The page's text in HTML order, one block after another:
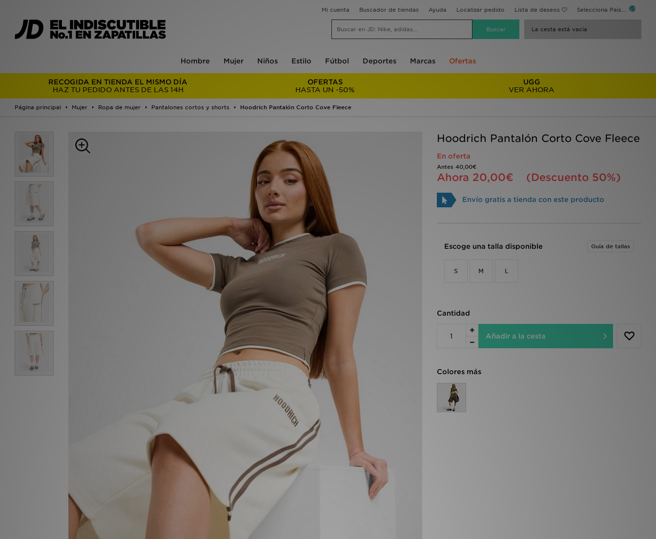
Mi cuenta Buscador de tiendas Ayuda Localizar pedido Lista de deseos Selecciona País...
La cesta está vacía
Hombre Mujer Niños Estilo Fútbol Deportes Marcas Ofertas
RECOGIDA EN TIENDA EL MISMO DÍA
HAZ TU PEDIDO ANTES DE LAS 14H
OFERTAS
HASTA UN -50%
UGG
VER AHORA
Página principal Mujer Ropa de mujer Pantalones cortos y shorts Hoodrich Pantalón Corto Cove Fleece
Hoodrich Pantalón Corto Cove Fleece
En oferta
Antes 40,00€
Ahora 20,00€ (Descuento 50%)
Envío gratis a tienda con este producto
Escoge una talla disponible Guía de tallas
S M L
Cantidad
Añadir a la cesta
Colores más